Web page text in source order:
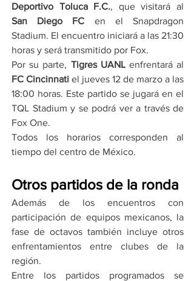
Deportivo Toluca F.C.
San Diego FC en el Snapdragon
Stadium. El encuentro iniciará a las 21:30
horas y será transmitido por Fox.
Por su parte, Tigres UANL
FC Cincinnati el jueves 12 de marzo a las
18:00 horas. Este partido se jugará en el
TQL Stadium y se podrá ver a través de
Fox One.
Todos los horarios corresponden al
tiempo del centro de México.
Otros partidos de la ronda
Además de los encuentros con
participación de equipos mexicanos, la
fase de octavos también incluye otros
enfrentamientos entre clubes de la
región.
Entre los partidos programados se